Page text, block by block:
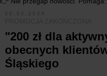
"200 zł dla
obecnych
Śląskiego